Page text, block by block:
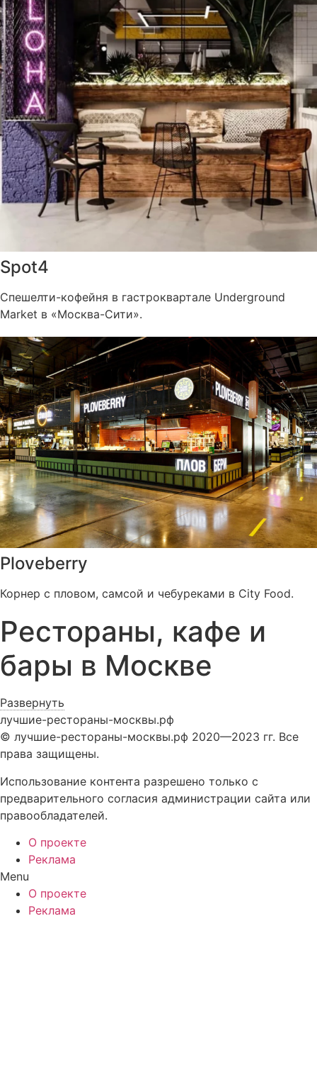
Spot4
Спешелти-кофейня в гастроквартале Underground
Market в «Москва-Cити».
Ploveberry
Корнер с пловом, самсой и чебуреками в City Food.
Рестораны, кафе и
бары в Москве
Развернуть
лучшие-рестораны-москвы.рф
© лучшие-рестораны-москвы.рф 2020—2023 гг. Все
права защищены.
Использование контента разрешено только с
предварительного согласия администрации сайта или
правообладателей.
О проекте
Реклама
Menu
О проекте
Реклама